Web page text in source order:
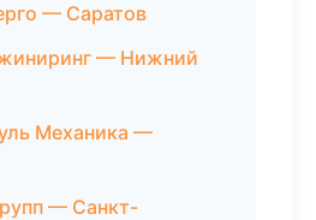
— Саратов
— Нижний
Механика —
— Санкт-